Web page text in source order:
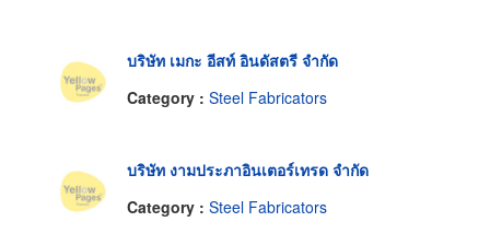
บริษัท เมกะ อีสท์ อินดัสตรี จำกัด
Category : Steel Fabricators
บริษัท งามประภาอินเตอร์เทรด จำกัด
Category : Steel Fabricators